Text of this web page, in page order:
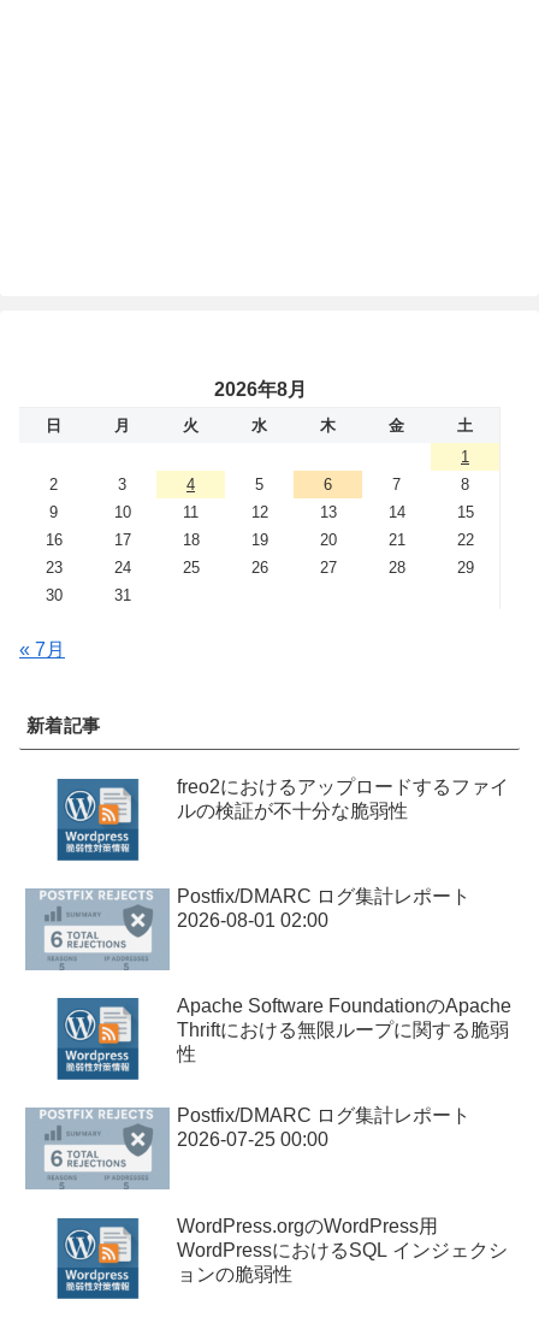
2026年8月
日 月 火 水 木 金
土
1
2
3 4 5 6 7
8
9
10 11 12 13 14
15
16
17 18 19 20 21
22
23
24 25 26 27 28
29
30
31
« 7月
新着記事
freo2におけるアップロードするファイ
ルの検証が不十分な脆弱性
Postfix/DMARC ログ集計レポート
2026-08-01 02:00
Apache Software FoundationのApache
Thriftにおける無限ループに関する脆弱
性
Postfix/DMARC ログ集計レポート
2026-07-25 00:00
WordPress.orgのWordPress用
WordPressにおけるSQL インジェクシ
ョンの脆弱性